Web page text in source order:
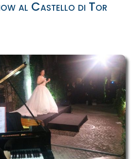
al Castello di Tor